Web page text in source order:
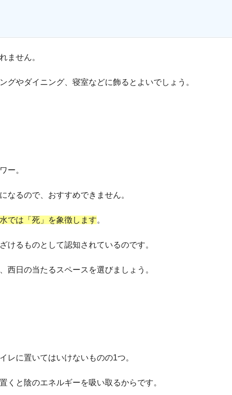
ません。
グやダイニング、寝室などに飾るとよいでしょう。
ー。
なるので、おすすめできません。
では「死」を象徴します。
けるものとして認知されているのです。
西日の当たるスペースを選びましょう。
レに置いてはいけないものの1つ。
くと陰のエネルギーを吸い取るからです。